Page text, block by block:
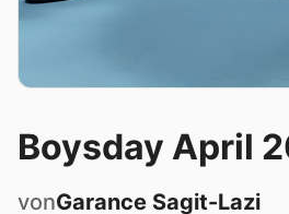
Boysday April
vonGarance Sagit-Lazi